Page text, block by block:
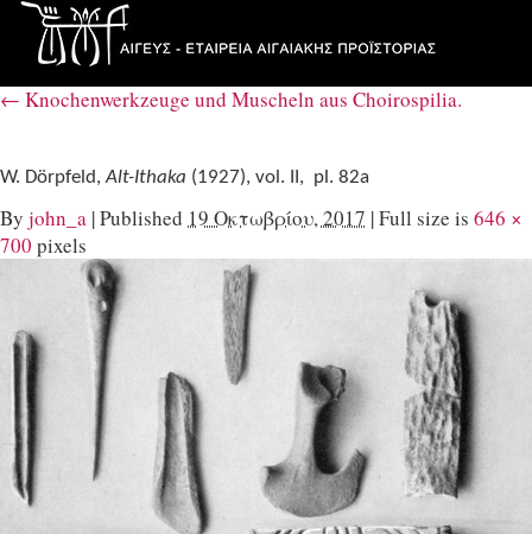
← Knochenwerkzeuge und Muscheln aus Choirospilia.
W. Dörpfeld,Alt-Ithaka (1927), vol. II, pl. 82a
By john_a |Published 19 Οκτωβρίου, 2017 |Full size is 646 ×
700 pixels